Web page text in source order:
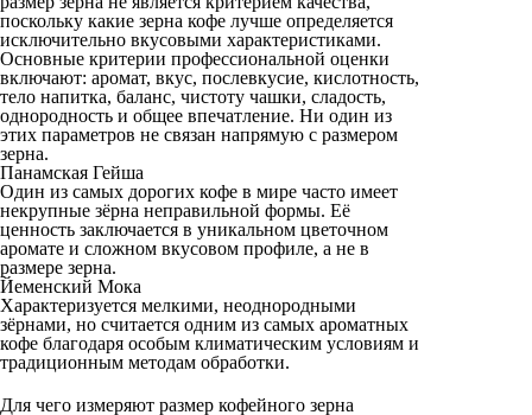
поскольку какие зерна кофе лучше определяется
исключительно вкусовыми характеристиками.
Основные критерии профессиональной оценки
включают: аромат, вкус, послевкусие, кислотность,
тело напитка, баланс, чистоту чашки, сладость,
однородность и общее впечатление. Ни один из
этих параметров не связан напрямую с размером
зерна.
Панамская Гейша
Один из самых дорогих кофе в мире часто имеет
некрупные зёрна неправильной формы. Её
ценность заключается в уникальном цветочном
аромате и сложном вкусовом профиле, а не в
размере зерна.
Йеменский Мока
Характеризуется мелкими, неоднородными
зёрнами, но считается одним из самых ароматных
кофе благодаря особым климатическим условиям и
традиционным методам обработки.
Для чего измеряют размер кофейного зерна